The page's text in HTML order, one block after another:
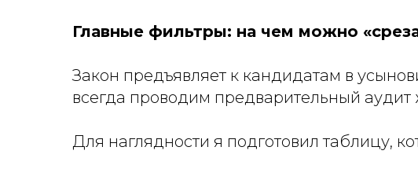
Главные фильтры: на чем можно
Закон предъявляет к кандидатам в
всегда проводим предварительный
Для наглядности я подготовил таблицу,